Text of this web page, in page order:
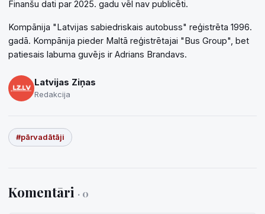
Finanšu dati par 2025. gadu vēl nav publicēti.
Kompānija "Latvijas sabiedriskais autobuss" reģistrēta 1996.
gadā. Kompānija pieder Maltā reģistrētajai "Bus Group", bet
patiesais labuma guvējs ir Adrians Brandavs.
Latvijas Ziņas
Redakcija
#pārvadātāji
Komentāri · 0